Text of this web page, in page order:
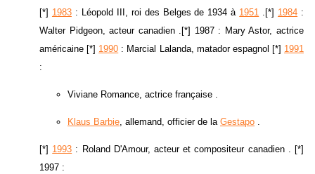
[*] 1983: Léopold III, roi des Belges de 1934 à 1951 .[*] 1984 :
Walter Pidgeon, acteur canadien .[*] 1987 : Mary Astor, actrice
américaine [*] 1990 : Marcial Lalanda, matador espagnol [*] 1991
:
Viviane Romance, actrice française .
Klaus Barbie, allemand, officier de la Gestapo .
[*] 1993 : Roland D'Amour, acteur et compositeur canadien . [*]
1997 :